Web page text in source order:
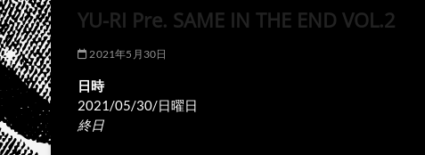
YU-RI Pre. SAME IN THE END VOL.2
2021年5月30日
日時
2021/05/30/日曜日
終日